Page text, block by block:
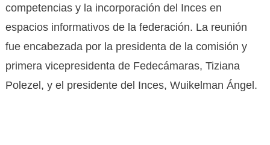
competencias y la incorporación del Inces en
espacios informativos de la federación. La reunión
fue encabezada por la presidenta de la comisión y
primera vicepresidenta de Fedecámaras, Tiziana
Polezel, y el presidente del Inces, Wuikelman Ángel.